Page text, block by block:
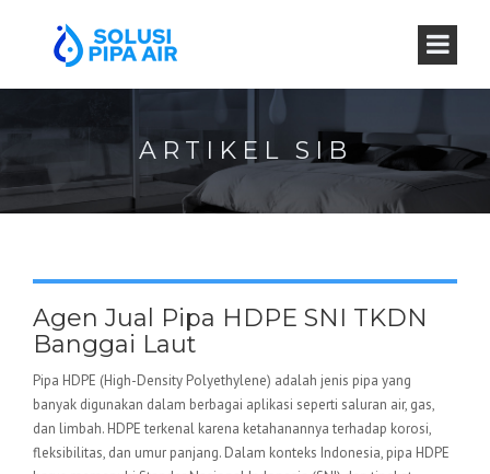
ARTIKEL SIB
Agen Jual Pipa HDPE SNI TKDN
Banggai Laut
Pipa HDPE (High-Density Polyethylene) adalah jenis pipa yang
banyak digunakan dalam berbagai aplikasi seperti saluran air, gas,
dan limbah. HDPE terkenal karena ketahanannya terhadap korosi,
fleksibilitas, dan umur panjang. Dalam konteks Indonesia, pipa HDPE